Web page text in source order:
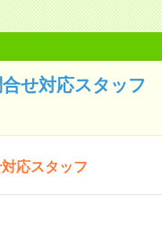
せ対応スタッフ
応スタッフ